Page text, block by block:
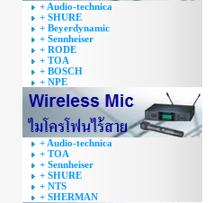
+ Audio-technica
+ SHURE
+ Beyerdynamic
+ Sennheiser
+ RODE
+ TOA
+ BOSCH
+ NPE
+ Audio-technica
+ TOA
+ Sennheiser
+ SHURE
+ NTS
+ SHERMAN